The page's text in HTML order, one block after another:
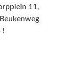
11,
Beukenweg
!